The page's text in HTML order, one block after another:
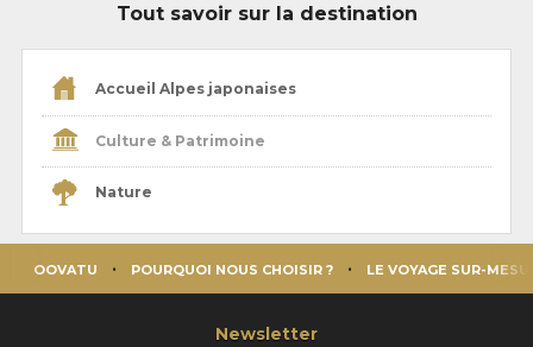
Tout savoir sur la destination
Accueil Alpes japonaises
Culture & Patrimoine
Nature
OOVATU POURQUOI NOUS CHOISIR ? LE VOYAGE SUR-
Newsletter